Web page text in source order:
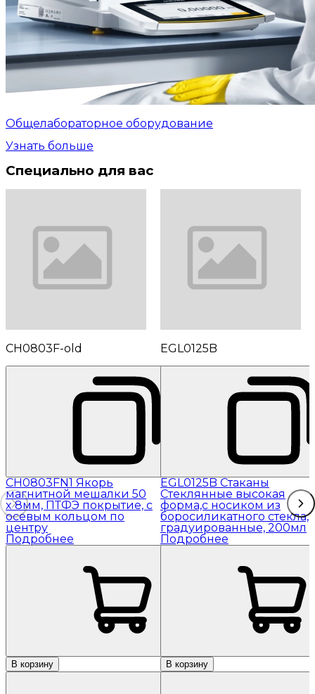
Общелабораторное оборудование
Узнать больше
Специально для вас
CH0803F-old
CH0803FN1 Якорь
магнитной мешалки 50
x 8мм, ПТФЭ покрытие, с
осевым кольцом по
центру
Подробнее
В корзину
EGL0125B
EGL0125B Стаканы
Стеклянные высокая
форма,с носиком из
боросиликатного стекла,
градуированные, 200мл
Подробнее
В корзину